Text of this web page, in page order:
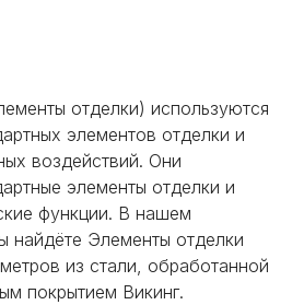
отделки) используются
элементов отделки и
воздействий. Они
элементы отделки и
функции. В нашем
найдёте Элементы отделки
из стали, обработанной
покрытием Викинг.